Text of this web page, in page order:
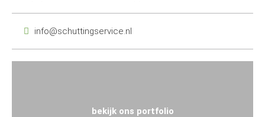
info@schuttingservice.nl
bekijk ons portfolio